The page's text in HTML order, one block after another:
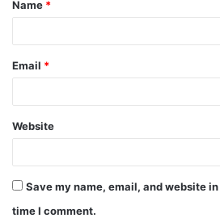
Name *
Email *
Website
Save my name, email, and website
time I comment.